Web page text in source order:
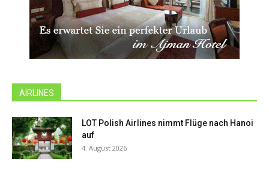
AIRLINES
LOT Polish Airlines nimmt Flüge nach Hanoi
auf
4. August 2026